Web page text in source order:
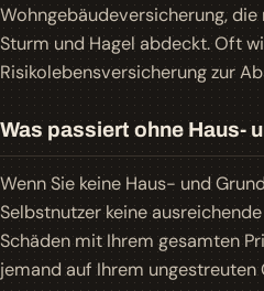
Wohngebäudeversicherung,
Sturm und Hagel abdeckt. Oft
Risikolebensversicherung zur
Was passiert ohne Haus-
Wenn Sie keine Haus- und
Selbstnutzer keine
Schäden mit Ihrem gesamten
jemand auf Ihrem ungestreuten